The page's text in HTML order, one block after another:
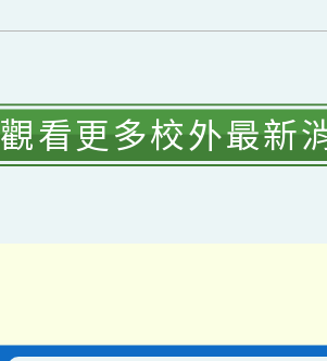
觀看更多校外最新